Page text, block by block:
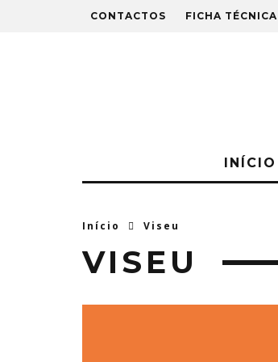
CONTACTOS FICHA TÉCNICA
INÍCIO
Início Viseu
VISEU